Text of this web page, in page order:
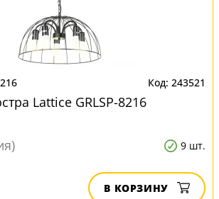
243521
Lattice GRLSP-8216
9 шт.
В КОРЗИНУ